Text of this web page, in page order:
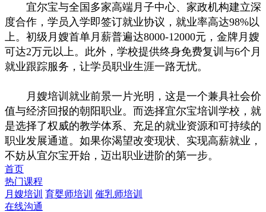
宜尔宝与全国多家高端月子中心、家政机构建立深
度合作，学员入学即签订就业协议，就业率高达98%以
上。初级月嫂首单月薪普遍达8000-12000元，金牌月嫂
可达2万元以上。此外，学校提供终身免费复训与6个月
就业跟踪服务，让学员职业生涯一路无忧。
月嫂培训就业前景一片光明，这是一个兼具社会价
值与经济回报的朝阳职业。而选择宜尔宝培训学校，就
是选择了权威的教学体系、充足的就业资源和可持续的
职业发展通道。如果你渴望改变现状、实现高薪就业，
不妨从宜尔宝开始，迈出职业进阶的第一步。
首页
热门课程
月嫂培训 育婴师培训 催乳师培训
在线沟通